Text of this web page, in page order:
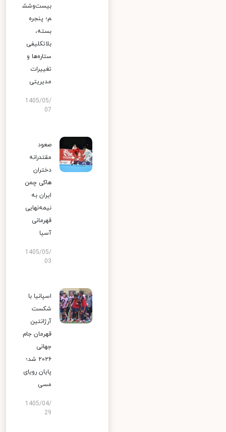
بیست‌وشش
م؛ پنجره
بسته،
بلاتکلیفی
ستاره‌ها و
تغییرات
مدیریتی
1405/05/
07
صعود
مقتدرانه
دختران
هاکی چمن
ایران به
نیمه‌نهایی
قهرمانی
آسیا
1405/05/
03
اسپانیا با
شکست
آرژانتین
قهرمان جام
جهانی
۲۰۲۶ شد؛
پایان رویای
مسی
1405/04/
29